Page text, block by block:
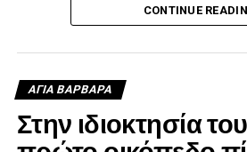
αναπληρωματικό μέλος ο
σχεδιασμό και την υλοποίηση των
τους δήμους της Δυτικής Αθήνας,
διεκδίκηση χρηματοδοτήσεων και
CONTINUE
ΑΓΙΑ ΒΑΡΒΑΡΑ
Στην ιδιοκτησία